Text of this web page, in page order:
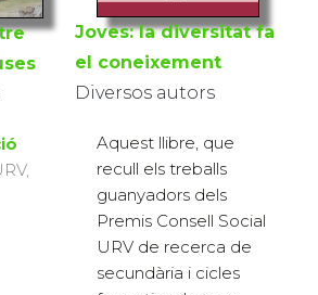
Joves: la diversitat fa
el coneixement
Diversos autors
Aquest llibre, que
recull els treballs
guanyadors dels
Premis Consell Social
URV de recerca de
secundària i cicles